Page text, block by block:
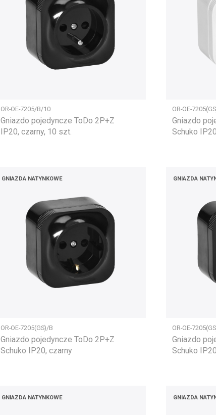
OR-OE-7205/B/10
Gniazdo pojedyncze ToDo 2P+Z
IP20, czarny, 10 szt.
OR-OE-
Gniazdo
Schuko
GNIAZDA NATYNKOWE
OR-OE-7205(GS)/B
Gniazdo pojedyncze ToDo 2P+Z
Schuko IP20, czarny
GNIAZDA
OR-OE-
Gniazdo
Schuko
GNIAZDA NATYNKOWE GNIAZDA